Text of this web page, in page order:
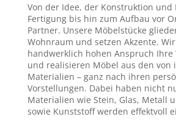
Von der Idee, der Konstruktion und
Fertigung bis hin zum Aufbau vor
Partner. Unsere Möbelstücke
Wohnraum und setzen Akzente.
handwerklich hohen Anspruch Ihre
und realisieren Möbel aus den von
Materialien – ganz nach ihren
Vorstellungen. Dabei haben nicht
Materialien wie Stein, Glas, Metall
sowie Kunststoff werden effektvoll